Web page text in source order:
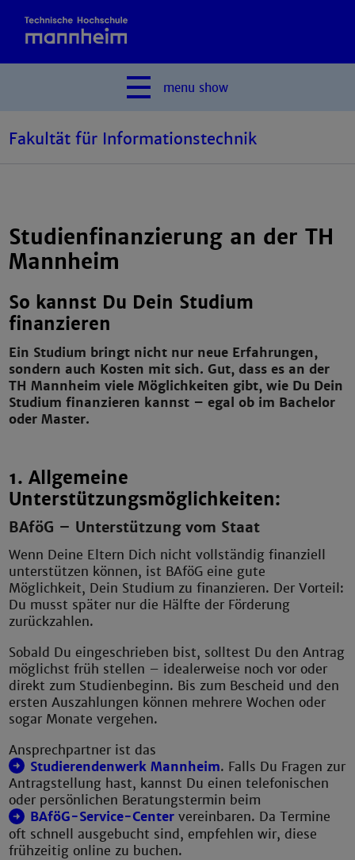
menu show
Fakultät für Informationstechnik
Studienfinanzierung an der TH
Mannheim
So kannst Du Dein Studium
finanzieren
Ein Studium bringt nicht nur neue Erfahrungen,
sondern auch Kosten mit sich. Gut, dass es an der
TH Mannheim viele Möglichkeiten gibt, wie Du Dein
Studium finanzieren kannst – egal ob im Bachelor
oder Master.
1. Allgemeine
Unterstützungsmöglichkeiten:
BAföG – Unterstützung vom Staat
Wenn Deine Eltern Dich nicht vollständig finanziell
unterstützen können, ist BAföG eine gute
Möglichkeit, Dein Studium zu finanzieren. Der Vorteil:
Du musst später nur die Hälfte der Förderung
zurückzahlen.
Sobald Du eingeschrieben bist, solltest Du den Antrag
möglichst früh stellen – idealerweise noch vor oder
direkt zum Studienbeginn. Bis zum Bescheid und den
ersten Auszahlungen können mehrere Wochen oder
sogar Monate vergehen.
Ansprechpartner ist das
Studierendenwerk Mannheim. Falls Du Fragen zur
Antragstellung hast, kannst Du einen telefonischen
oder persönlichen Beratungstermin beim
BAföG-Service-Center vereinbaren. Da Termine
oft schnell ausgebucht sind, empfehlen wir, diese
frühzeitig online zu buchen.